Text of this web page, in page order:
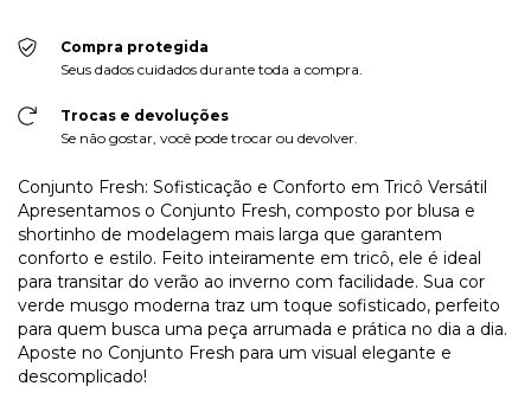
Compra protegida
Seus dados cuidados durante toda a compra.
Trocas e devoluções
Se não gostar, você pode trocar ou devolver.
Conjunto Fresh: Sofisticação e Conforto em Tricô Versátil
Apresentamos o Conjunto Fresh, composto por blusa e
shortinho de modelagem mais larga que garantem
conforto e estilo. Feito inteiramente em tricô, ele é ideal
para transitar do verão ao inverno com facilidade. Sua cor
verde musgo moderna traz um toque sofisticado, perfeito
para quem busca uma peça arrumada e prática no dia a dia.
Aposte no Conjunto Fresh para um visual elegante e
descomplicado!